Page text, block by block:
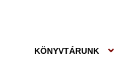
KÖNYVTÁRUNK